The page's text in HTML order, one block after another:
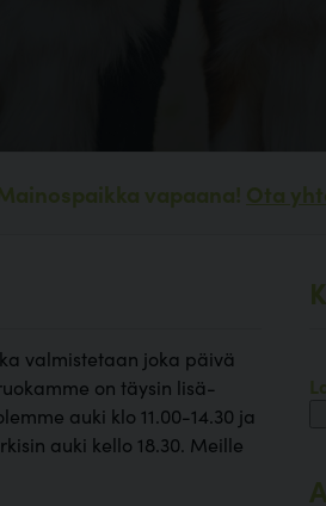
vapaana! Ota
valmistetaan joka päivä
on täysin lisä-
auki klo 11.00-14.30 ja
auki kello 18.30. Meille